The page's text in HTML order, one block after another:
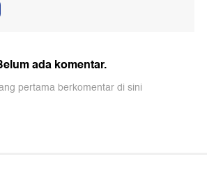
ada komentar.
pertama berkomentar di sini